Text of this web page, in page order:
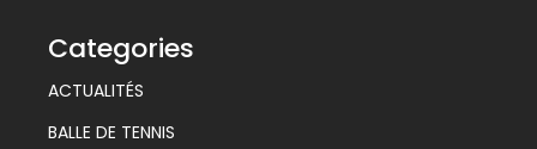
Categories
ACTUALITÉS
BALLE DE TENNIS